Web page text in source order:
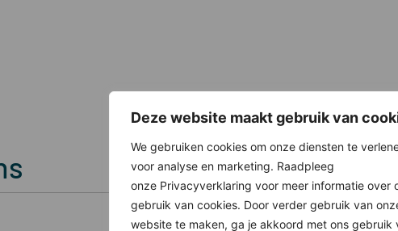
Deze website maakt gebruik van
We gebruiken cookies om onze diensten te
voor analyse en marketing. Raadpleeg
onze Privacyverklaring voor meer informatie over
gebruik van cookies. Door verder gebruik van
website te maken, ga je akkoord met ons gebruik